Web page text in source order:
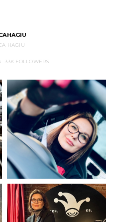
HAGIU
33K FOLLOWERS